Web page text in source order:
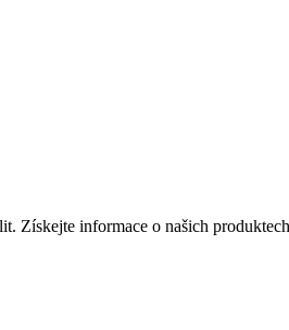
Získejte informace o našich